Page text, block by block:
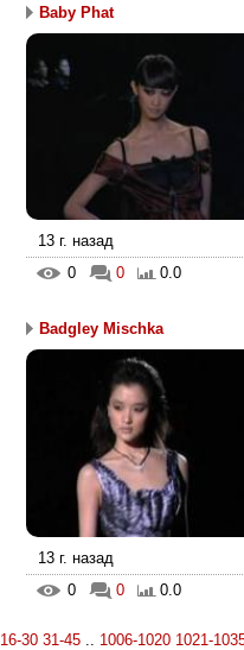
Baby Phat
13 г. назад
0
0 0.0
Badgley Mischka
13 г. назад
0
0 0.0
16-30 31-45 1006-1020 1021-